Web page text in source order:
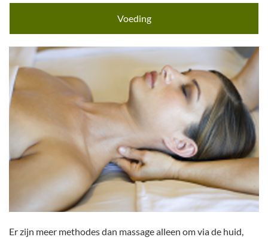
Voeding
Er zijn meer methodes dan massage alleen om via de huid,